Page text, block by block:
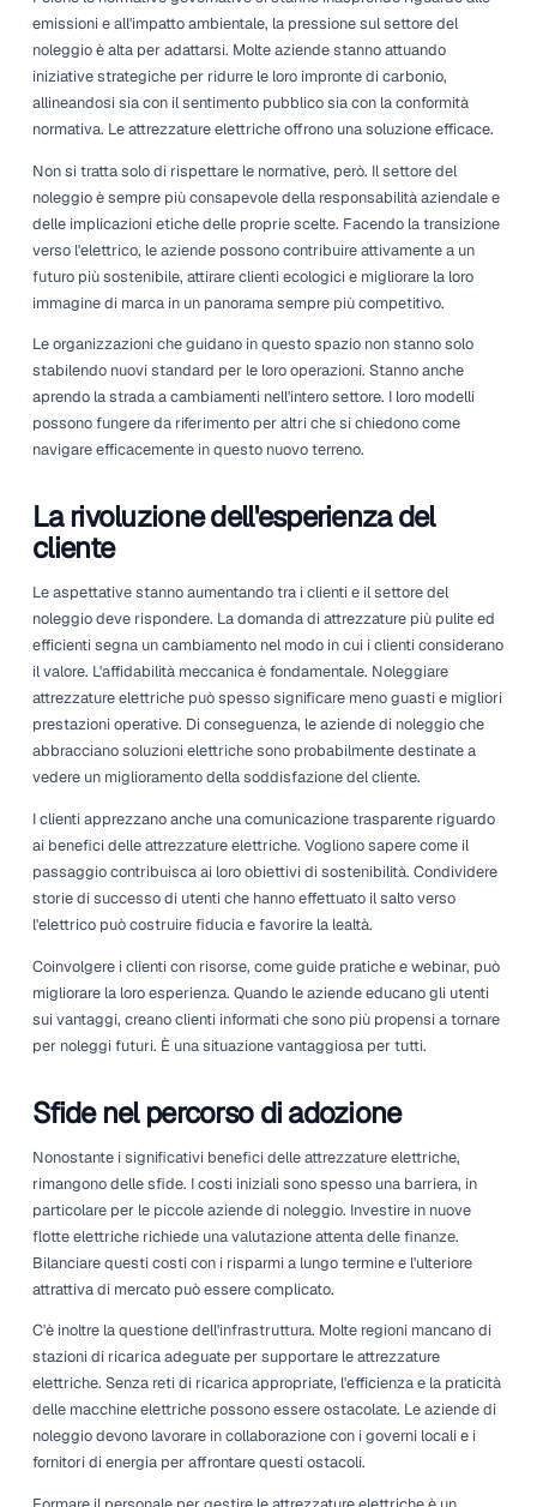
l'automazione in aumento, la combinazione di
e tecnologia all'avanguardia crea opportunità per la
preventiva. Questo assicura che le aziende mantengano
vantaggio competitivo in un mercato in rapida evoluzione.
Inoltre, molti produttori stanno investendo pesantemente
sviluppo per migliorare la durata della batteria e la
ricarica. Questo focus sul miglioramento è cruciale. Più
le attrezzature elettriche possono essere ricaricate e più
operano con una singola carica, più diventano attraenti
aziende di noleggio. Man mano che gli utenti si
l'efficienza e le capacità dei modelli elettrici,
preoccupazioni relative alla loro viabilità.
Pressioni normative e
aziendale
Poiché le normative governative si stanno inasprendo
emissioni e all'impatto ambientale, la pressione sul
noleggio è alta per adattarsi. Molte aziende stanno
iniziative strategiche per ridurre le loro impronte di
allineandosi sia con il sentimento pubblico sia con la
normativa. Le attrezzature elettriche offrono una
Non si tratta solo di rispettare le normative, però. Il
delle implicazioni etiche delle proprie scelte. Facendo la
verso l'elettrico, le aziende possono contribuire
futuro più sostenibile, attirare clienti ecologici e
Le organizzazioni che guidano in questo spazio non
stabilendo nuovi standard per le loro operazioni. Stanno
aprendo la strada a cambiamenti nell'intero settore. I loro
possono fungere da riferimento per altri che si chiedono
navigare efficacemente in questo nuovo terreno.
La rivoluzione dell'esperienza
cliente
Le aspettative stanno aumentando tra i clienti e il settore
noleggio deve rispondere. La domanda di attrezzature